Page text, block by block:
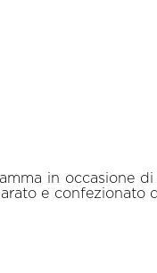
in occasione
e confezionato